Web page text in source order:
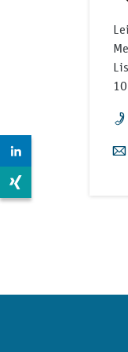
Zur LinkedIn